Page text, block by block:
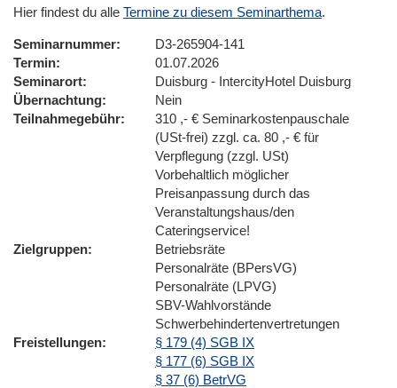
Hier findest du alle Termine zu diesem Seminarthema.
Seminarnummer
D3-265904-141
Termin
01.07.2026
Seminarort
Duisburg - IntercityHotel Duisburg
Übernachtung
Nein
Teilnahmegebühr
310 ,- € Seminarkostenpauschale
(USt-frei) zzgl. ca. 80 ,- € für
Verpflegung (zzgl. USt)
Vorbehaltlich möglicher
Preisanpassung durch das
Veranstaltungshaus/den
Cateringservice!
Zielgruppen
Betriebsräte
Personalräte (BPersVG)
Personalräte (LPVG)
SBV-Wahlvorstände
Schwerbehindertenvertretungen
Freistellungen
§ 179 (4) SGB IX
§ 177 (6) SGB IX
§ 37 (6) BetrVG